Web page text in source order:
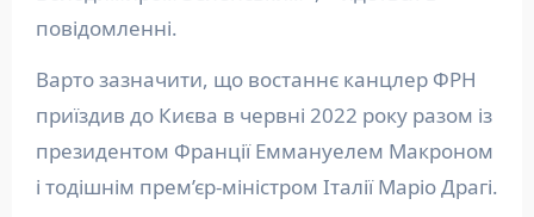
повідомленні.
Варто зазначити, що востаннє канцлер ФРН
приїздив до Києва в червні 2022 року разом із
президентом Франції Еммануелем Макроном
і тодішнім прем’єр-міністром Італії Маріо Драгі.